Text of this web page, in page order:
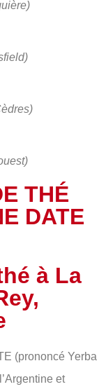
THÉ
DATE
à La
(prononcé Yerba
et